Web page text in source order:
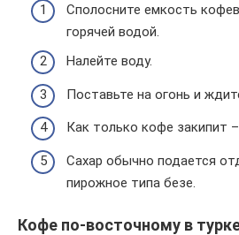
Сполосните емкость
горячей водой.
Налейте воду.
Поставьте на огонь и
Как только кофе закипит
Сахар обычно подается
пирожное типа безе.
Кофе по-восточному в